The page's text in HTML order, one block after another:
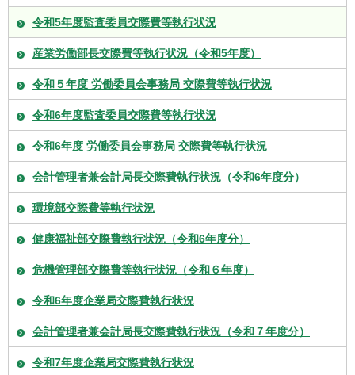
令和5年度監査委員交際費等執行状況
産業労働部長交際費等執行状況（令和5年度）
令和５年度 労働委員会事務局 交際費等執行状況
令和6年度監査委員交際費等執行状況
令和6年度 労働委員会事務局 交際費等執行状況
会計管理者兼会計局長交際費執行状況（令和6年度分）
環境部交際費等執行状況
健康福祉部交際費執行状況（令和6年度分）
危機管理部交際費等執行状況（令和６年度）
令和6年度企業局交際費執行状況
会計管理者兼会計局長交際費執行状況（令和７年度分）
令和7年度企業局交際費執行状況